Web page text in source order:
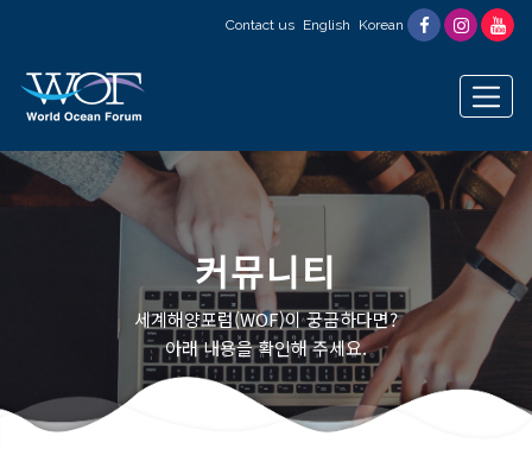
Contact us English Korean
커뮤니티
세계해양포럼(WOF)이 궁금하다면?
아래 내용을 확인해 주세요.